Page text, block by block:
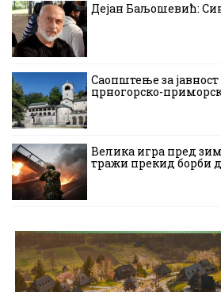
Дејан Баљошевић:
Саопштење за
црногорско-
Велика игра пред
тражи прекид борби